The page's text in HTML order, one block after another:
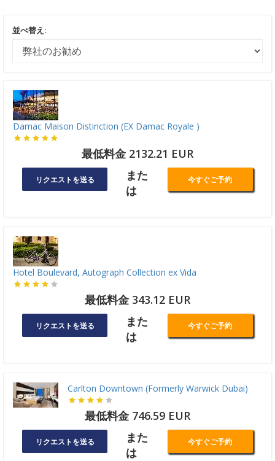
並べ替え:
Damac Maison Distinction (EX Damac Royale )
最低料金 2132.21 EUR
リクエストを送る
また
は
今すぐご予約
Hotel Boulevard, Autograph Collection ex Vida
最低料金 343.12 EUR
リクエストを送る
また
は
今すぐご予約
Carlton Downtown (Formerly Warwick Dubai)
最低料金 746.59 EUR
リクエストを送る
また
は
今すぐご予約